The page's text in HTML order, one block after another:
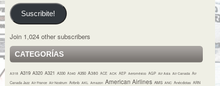
Suscribite!
Join 1,024 other subscribers
CATEGORÍAS
A318 A319 A320 A321 A330 A340 A350 A380 ACE ACK AEP Aeroméxico AGP Air Asia Air Canada Air
Canada Jazz Air France Air Nostrum Airbnb AKL Amazon American Airlines AMS ANC Anécdotas ARN